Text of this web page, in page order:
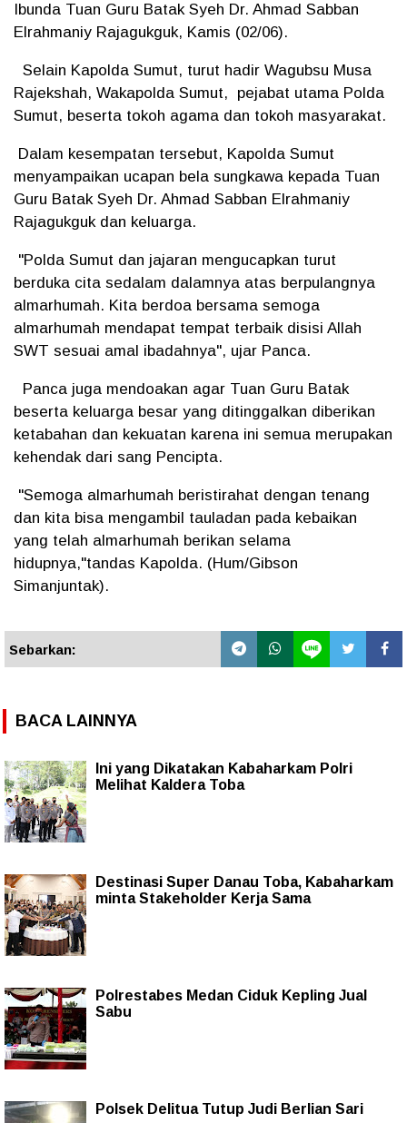
Ibunda Tuan Guru Batak Syeh Dr. Ahmad Sabban
Elrahmaniy Rajagukguk, Kamis (02/06).
Selain Kapolda Sumut, turut hadir Wagubsu Musa
Rajekshah, Wakapolda Sumut, pejabat utama Polda
Sumut, beserta tokoh agama dan tokoh masyarakat.
Dalam kesempatan tersebut, Kapolda Sumut
menyampaikan ucapan bela sungkawa kepada Tuan
Guru Batak Syeh Dr. Ahmad Sabban Elrahmaniy
Rajagukguk dan keluarga.
"Polda Sumut dan jajaran mengucapkan turut
berduka cita sedalam dalamnya atas berpulangnya
almarhumah. Kita berdoa bersama semoga
almarhumah mendapat tempat terbaik disisi Allah
SWT sesuai amal ibadahnya", ujar Panca.
Panca juga mendoakan agar Tuan Guru Batak
beserta keluarga besar yang ditinggalkan diberikan
ketabahan dan kekuatan karena ini semua merupakan
kehendak dari sang Pencipta.
"Semoga almarhumah beristirahat dengan tenang
dan kita bisa mengambil tauladan pada kebaikan
yang telah almarhumah berikan selama
hidupnya,"tandas Kapolda. (Hum/Gibson
Simanjuntak).
Sebarkan:
BACA LAINNYA
Ini yang Dikatakan Kabaharkam Polri
Melihat Kaldera Toba
Destinasi Super Danau Toba, Kabaharkam
minta Stakeholder Kerja Sama
Polrestabes Medan Ciduk Kepling Jual
Sabu
Polsek Delitua Tutup Judi Berlian Sari